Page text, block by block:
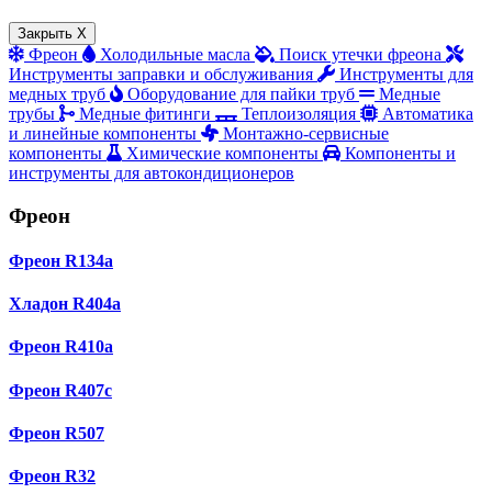
Закрыть X
Фреон Холодильные масла
Поиск утечки фреона
Инструменты заправки и обслуживания
Инструменты для
медных труб
Оборудование для пайки труб
Медные
трубы
Медные фитинги Теплоизоляция
Автоматика
и линейные компоненты
Монтажно‑сервисные
компоненты
Химические компоненты
Компоненты и
инструменты для автокондиционеров
Фреон
Фреон R134a
Хладон R404a
Фреон R410a
Фреон R407с
Фреон R507
Фреон R32